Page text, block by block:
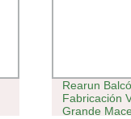
Rearun
Fabricación
Grande